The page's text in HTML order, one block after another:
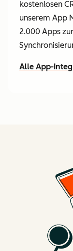
kostenlosen
unserem App
2.000 Apps
Alle App-